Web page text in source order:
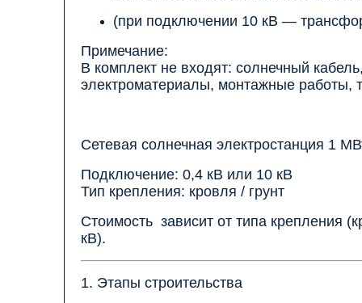
(при подключении 10 кВ —
Примечание:
В комплект не входят: солнечный
электроматериалы, монтажные работы,
Сетевая солнечная электростанция 1
Подключение: 0,4 кВ или 10 кВ
Тип крепления: кровля / грунт
Стоимость зависит от типа крепления
кВ).
1. Этапы строительства